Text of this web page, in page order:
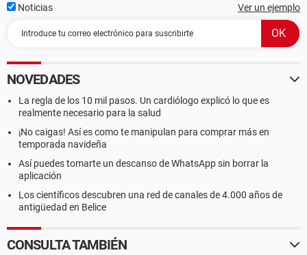
Noticias Ver un ejemplo
NOVEDADES
La regla de los 10 mil pasos. Un cardiólogo explicó lo que es
realmente necesario para la salud
¡No caigas! Así es como te manipulan para comprar más en
temporada navideña
Así puedes tomarte un descanso de WhatsApp sin borrar la
aplicación
Los científicos descubren una red de canales de 4.000 años de
antigüedad en Belice
CONSULTA TAMBIÉN